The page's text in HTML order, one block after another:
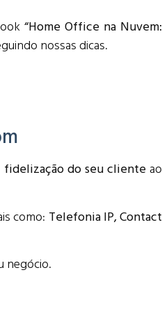
“Home Office na Nuvem:
nossas dicas.
fidelização do seu clienteao
como: Telefonia IP, Contact
negócio.